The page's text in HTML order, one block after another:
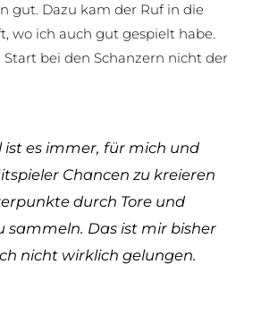
gut. Dazu kam der Ruf in die
wo ich auch gut gespielt habe.
bei den Schanzern nicht der
ist es immer, für mich und
Chancen zu kreieren
durch Tore und
sammeln. Das ist mir bisher
nicht wirklich gelungen.